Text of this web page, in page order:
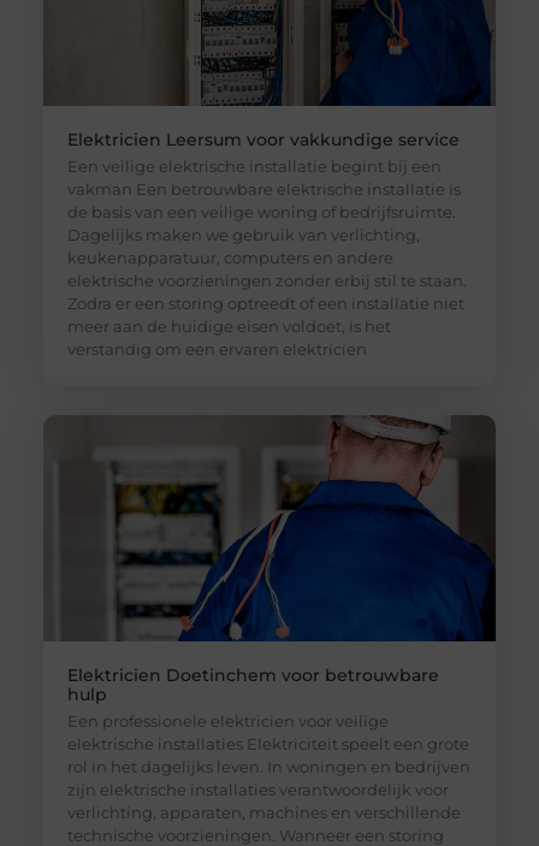
Elektricien Leersum voor vakkundige service
Een veilige elektrische installatie begint bij een
vakman Een betrouwbare elektrische installatie is
de basis van een veilige woning of bedrijfsruimte.
Dagelijks maken we gebruik van verlichting,
keukenapparatuur, computers en andere
elektrische voorzieningen zonder erbij stil te staan.
Zodra er een storing optreedt of een installatie niet
meer aan de huidige eisen voldoet, is het
verstandig om een ervaren elektricien
Elektricien Doetinchem voor betrouwbare
hulp
Een professionele elektricien voor veilige
elektrische installaties Elektriciteit speelt een grote
rol in het dagelijks leven. In woningen en bedrijven
zijn elektrische installaties verantwoordelijk voor
verlichting, apparaten, machines en verschillende
technische voorzieningen. Wanneer een storing